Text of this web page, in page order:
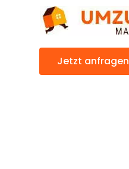
Jetzt anfragen